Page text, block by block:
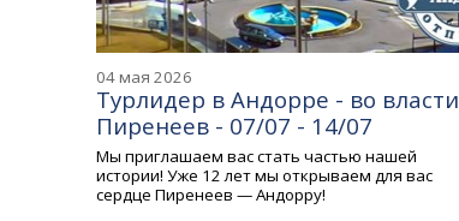
04 мая 2026
Турлидер в Андорре - во власти
Пиренеев - 07/07 - 14/07
Мы приглашаем вас стать частью нашей
истории! Уже 12 лет мы открываем для вас
сердце Пиренеев — Андорру!